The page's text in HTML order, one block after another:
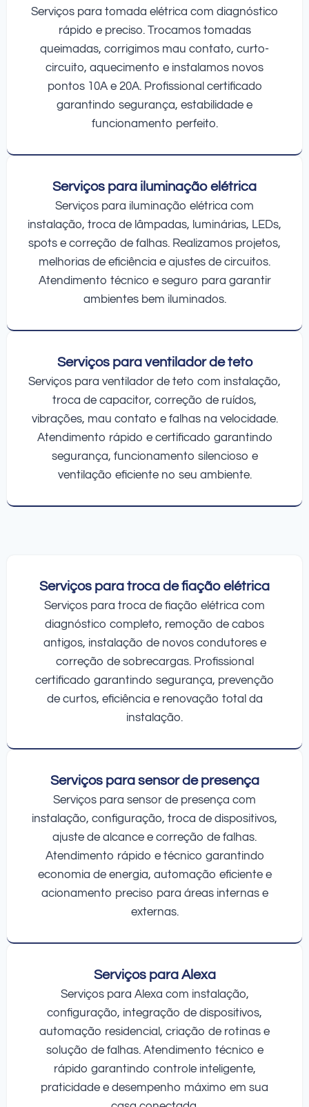
Serviços para tomada elétrica com diagnóstico
rápido e preciso. Trocamos tomadas
queimadas, corrigimos mau contato, curto-
circuito, aquecimento e instalamos novos
pontos 10A e 20A. Profissional certificado
garantindo segurança, estabilidade e
funcionamento perfeito.
Serviços para iluminação elétrica
Serviços para iluminação elétrica com
instalação, troca de lâmpadas, luminárias, LEDs,
spots e correção de falhas. Realizamos projetos,
melhorias de eficiência e ajustes de circuitos.
Atendimento técnico e seguro para garantir
ambientes bem iluminados.
Serviços para ventilador de teto
Serviços para ventilador de teto com instalação,
troca de capacitor, correção de ruídos,
vibrações, mau contato e falhas na velocidade.
Atendimento rápido e certificado garantindo
segurança, funcionamento silencioso e
ventilação eficiente no seu ambiente.
Serviços para troca de fiação elétrica
Serviços para troca de fiação elétrica com
diagnóstico completo, remoção de cabos
antigos, instalação de novos condutores e
correção de sobrecargas. Profissional
certificado garantindo segurança, prevenção
de curtos, eficiência e renovação total da
instalação.
Serviços para sensor de presença
Serviços para sensor de presença com
instalação, configuração, troca de dispositivos,
ajuste de alcance e correção de falhas.
Atendimento rápido e técnico garantindo
economia de energia, automação eficiente e
acionamento preciso para áreas internas e
externas.
Serviços para Alexa
Serviços para Alexa com instalação,
configuração, integração de dispositivos,
automação residencial, criação de rotinas e
solução de falhas. Atendimento técnico e
rápido garantindo controle inteligente,
praticidade e desempenho máximo em sua